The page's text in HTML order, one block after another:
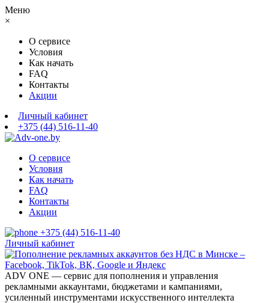
Меню
×
О сервисе
Условия
Как начать
FAQ
Контакты
Акции
Личный кабинет
+375 (44) 516-11-40
О сервисе
Условия
Как начать
FAQ
Контакты
Акции
+375 (44) 516-11-40
Личный кабинет
ADV ONE — сервис для пополнения и управления
рекламными аккаунтами, бюджетами и кампаниями,
усиленный инструментами искусственного интеллекта